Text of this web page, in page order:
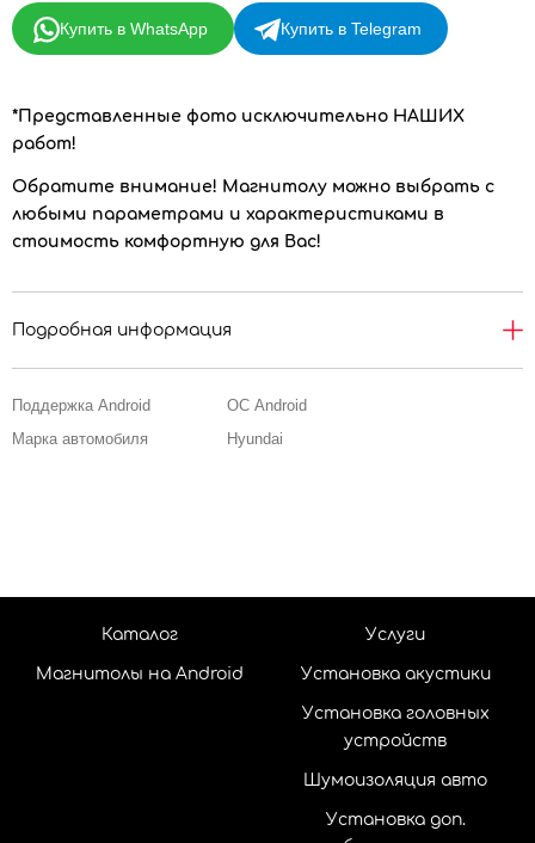
Купить в WhatsApp Купить в Telegram
*Представленные фото исключительно НАШИХ
работ!
Обратите внимание! Магнитолу можно выбрать с
любыми параметрами и характеристиками в
стоимость комфортную для Вас!
Подробная информация
Поддержка Android
ОС Android
Марка автомобиля
Hyundai
Каталог
Магнитолы на Android
Услуги
Установка акустики
Установка головных
устройств
Шумоизоляция авто
Установка доп.